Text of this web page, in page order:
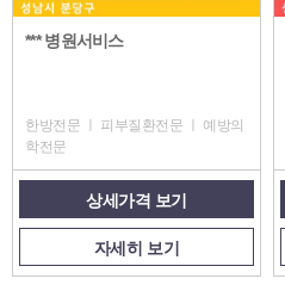
*** 병원서비스
한방전문 ㅣ 피부질환전문 ㅣ 예방의
학전문
상세가격 보기
자세히 보기